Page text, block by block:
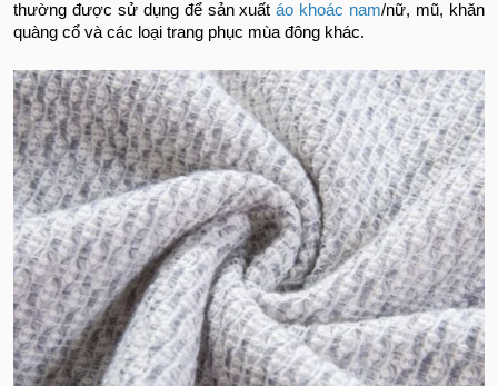
thường được sử dụng để sản xuấtáo khoác nam/nữ, mũ, khăn
quàng cổ và các loại trang phục mùa đông khác.